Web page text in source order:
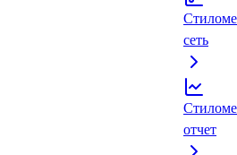
сеть
отчет